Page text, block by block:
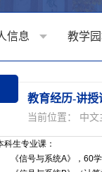
信息 教学
教育经历-讲授
当前位置： 中文